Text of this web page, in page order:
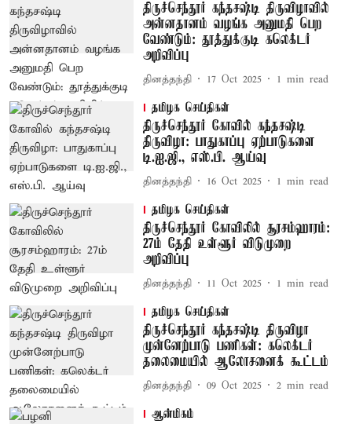
திருச்செந்தூர் கந்தசஷ்டி திருவிழாவில்
அன்னதானம் வழங்க அனுமதி பெற
வேண்டும்: தூத்துக்குடி கலெக்டர்
அறிவிப்பு
தினத்தந்தி 17 Oct 2025 1 min read
தமிழக செய்திகள்
திருச்செந்தூர் கோவில் கந்தசஷ்டி
திருவிழா: பாதுகாப்பு ஏற்பாடுகளை
டி.ஐ.ஜி., எஸ்.பி. ஆய்வு
தினத்தந்தி 16 Oct 2025 1 min read
தமிழக செய்திகள்
திருச்செந்தூர் கோவிலில் சூரசம்ஹாரம்:
27ம் தேதி உள்ளூர் விடுமுறை
அறிவிப்பு
தினத்தந்தி 11 Oct 2025 1 min read
தமிழக செய்திகள்
திருச்செந்தூர் கந்தசஷ்டி திருவிழா
முன்னேற்பாடு பணிகள்: கலெக்டர்
தலைமையில் ஆலோசனைக் கூட்டம்
தினத்தந்தி 09 Oct 2025 2 min read
ஆன்மிகம்